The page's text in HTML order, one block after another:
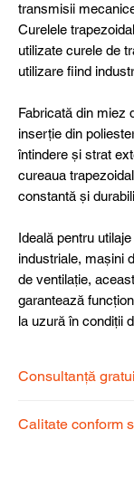
transmisii
Curelele
utilizate curele de
utilizare fiind
Fabricată din miez
inserție din
întindere și strat
cureaua
constantă și
Ideală pentru
industriale, mașini
de ventilație,
garantează
la uzură în condiții
Consultanță
dispoziție pentru
Calitate conform